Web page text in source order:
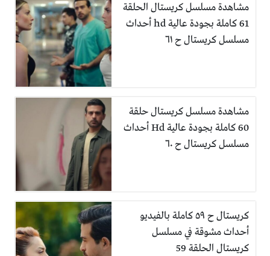
مشاهدة مسلسل كريستال الحلقة
61 كاملة بجودة عالية hd أحداث
مسلسل كريستال ح ٦١
مشاهدة مسلسل كريستال حلقة
60 كاملة بجودة عالية Hd أحداث
مسلسل كريستال ح ٦٠
كريستال ح ٥٩ كاملة بالفيديو
أحداث مشوقة في مسلسل
كريستال الحلقة 59